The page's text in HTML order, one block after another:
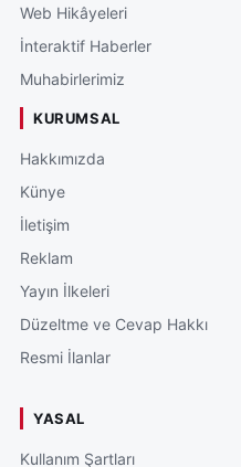
Web Hikâyeleri
İnteraktif Haberler
Muhabirlerimiz
KURUMSAL
Hakkımızda
Künye
İletişim
Reklam
Yayın İlkeleri
Düzeltme ve Cevap Hakkı
Resmi İlanlar
YASAL
Kullanım Şartları